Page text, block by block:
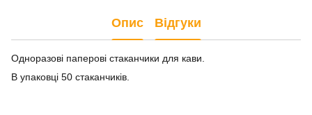
Опис Відгуки
Одноразові паперові стаканчики для кави.
В упаковці 50 стаканчиків.